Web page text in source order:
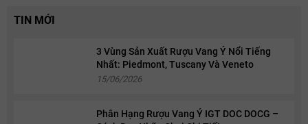
TIN MỚI
3 Vùng Sản Xuất Rượu Vang Ý Nổi Tiếng
Nhất: Piedmont, Tuscany Và Veneto
15/06/2026
Phân Hạng Rượu Vang Ý IGT DOC DOCG –